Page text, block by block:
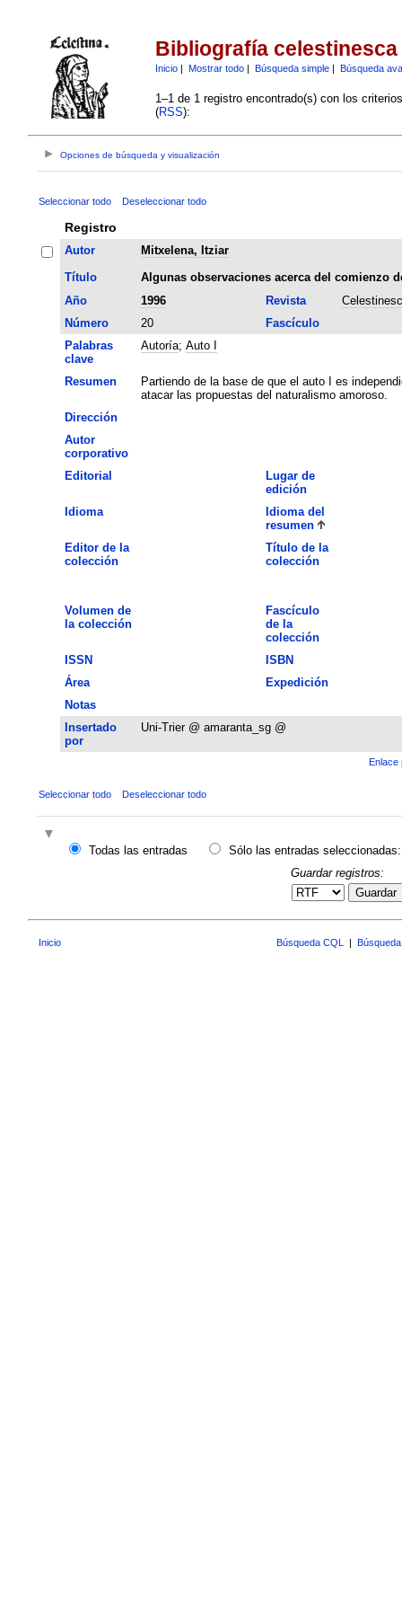
Bibliografía celestinesca
Inicio| Mostrar todo| Búsqueda simple| Búsqueda
1–1 de 1 registro encontrado(s) con los
(RSS):
Opciones de búsqueda y visualización
Seleccionar todo Deseleccionar todo
Registro
Autor
Mitxelena, Itziar
Título
Algunas observaciones acerca del comienzo
Año
1996 Revista
Número
20
Fascículo
Palabras
clave
Autoría; Auto I
Resumen
Partiendo de la base de que el auto I es
atacar las propuestas del naturalismo amoroso.
Dirección
Autor
corporativo
Editorial
Lugar de
edición
Idioma
Idioma del
resumen
Editor de la
colección
Título de la
colección
Volumen de
la colección
Fascículo
de la
colección
ISSN
ISBN
Área
Expedición
Notas
Insertado
por
Uni-Trier @ amaranta_sg @
Enlace
Seleccionar todo Deseleccionar todo
Todas las entradas
Sólo las entradas seleccionadas:
Guardar registros:
Guardar
Inicio Búsqueda CQL